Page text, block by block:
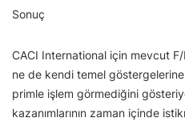
Sonuç
CACI International için mevcut
ne de kendi temel
primle işlem görmediğini
kazanımlarının zaman içinde